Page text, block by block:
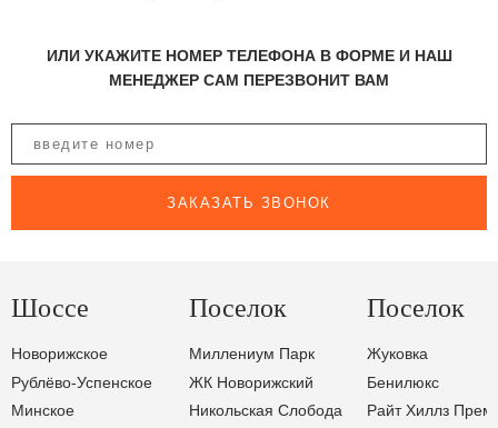
ИЛИ УКАЖИТЕ НОМЕР ТЕЛЕФОНА В ФОРМЕ И НАШ
МЕНЕДЖЕР САМ ПЕРЕЗВОНИТ ВАМ
ЗАКАЗАТЬ ЗВОНОК
Шоссе
Новорижское
Рублёво-Успенское
Минское
Поселок
Миллениум Парк
ЖК Новорижский
Никольская Слобода
Поселок
Жуковка
Бенилюкс
Райт Хиллз